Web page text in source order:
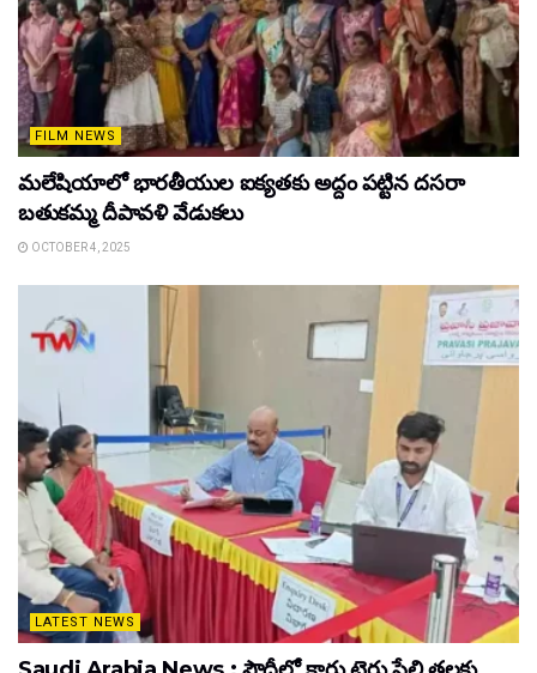
FILM NEWS
మలేషియాలో భారతీయుల ఐక్యతకు అద్దం పట్టిన దసరా
బతుకమ్మ దీపావళి వేడుకలు
OCTOBER 4, 2025
LATEST NEWS